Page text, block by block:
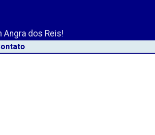
dos Reis!